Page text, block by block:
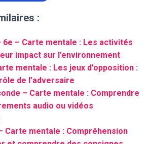
:
6e – Carte mentale : Les activités
impact sur l’environnement
mentale : Les jeux d’opposition :
de l’adversaire
– Carte mentale : Comprendre
audio ou vidéos
Carte mentale : Compréhension